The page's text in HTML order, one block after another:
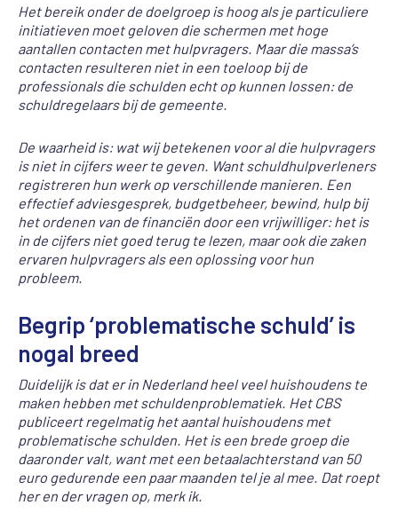
Het bereik onder de doelgroep is hoog als je particuliere
initiatieven moet geloven die schermen met hoge
aantallen contacten met hulpvragers. Maar die massa’s
contacten resulteren niet in een toeloop bij de
professionals die schulden echt op kunnen lossen: de
schuldregelaars bij de gemeente.
De waarheid is: wat wij betekenen voor al die hulpvragers
is niet in cijfers weer te geven. Want schuldhulpverleners
registreren hun werk op verschillende manieren. Een
effectief adviesgesprek, budgetbeheer, bewind, hulp bij
het ordenen van de financiën door een vrijwilliger: het is
in de cijfers niet goed terug te lezen, maar ook die zaken
ervaren hulpvragers als een oplossing voor hun
probleem.
Begrip ‘problematische schuld’ is
nogal breed
Duidelijk is dat er in Nederland heel veel huishoudens te
maken hebben met schuldenproblematiek. Het CBS
publiceert regelmatig het aantal huishoudens met
problematische schulden. Het is een brede groep die
daaronder valt, want met een betaalachterstand van 50
euro gedurende een paar maanden tel je al mee. Dat roept
her en der vragen op, merk ik.